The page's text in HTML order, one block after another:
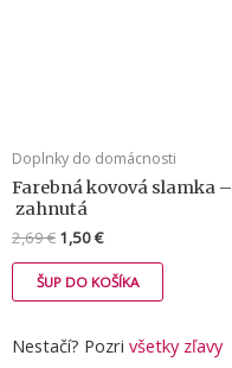
Doplnky do domácnosti
Farebná kovová slamka –
zahnutá
2,69€ 1,50€
ŠUP DO KOŠÍKA
Nestačí? Pozri všetky zľavy